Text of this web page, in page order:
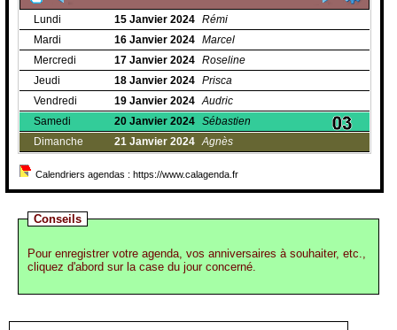
Lundi 15 Janvier 2024 Rémi
Mardi
16 Janvier 2024 Marcel
Mercredi
17 Janvier 2024 Roseline
Jeudi
18 Janvier 2024 Prisca
Vendredi
19 Janvier 2024 Audric
Samedi
20 Janvier 2024 Sébastien
Dimanche
21 Janvier 2024 Agnès
Calendriers agendas : https://www.calagenda.fr
Conseils
Pour enregistrer votre agenda, vos anniversaires à souhaiter, etc.,
cliquez d'abord sur la case du jour concerné.